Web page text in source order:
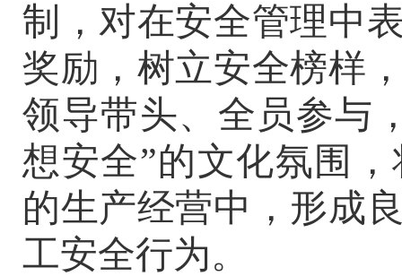
制，对在安全管理中
奖励，树立安全榜样
领导带头、全员参与
想安全”的文化氛围
的生产经营中，形成
工安全行为。